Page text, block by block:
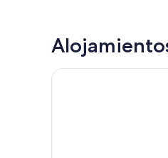
EtxeAundi Hotel